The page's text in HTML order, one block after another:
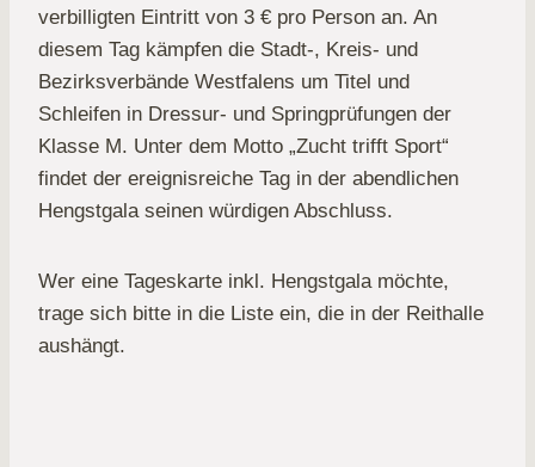
verbilligten Eintritt von 3 € pro Person an. An
diesem Tag kämpfen die Stadt-, Kreis- und
Bezirksverbände Westfalens um Titel und
Schleifen in Dressur- und Springprüfungen der
Klasse M. Unter dem Motto „Zucht trifft Sport“
findet der ereignisreiche Tag in der abendlichen
Hengstgala seinen würdigen Abschluss.
Wer eine Tageskarte inkl. Hengstgala möchte,
trage sich bitte in die Liste ein, die in der Reithalle
aushängt.